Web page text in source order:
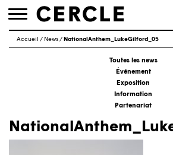
Toggle
Accueil / News/ NationalAnthem_LukeGilford_05
Toutes les news
Événement
Exposition
Information
Partenariat